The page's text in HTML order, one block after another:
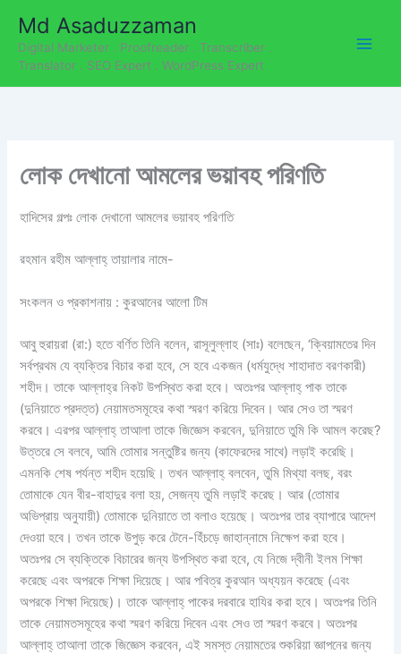
content
Md Asaduzzaman
Digital Marketer . Proofreader . Transcriber .
Translator . SEO Expert . WordPress Expert
লোক দেখানো আমলের ভয়াবহ পরিণতি
হাদিসের গল্পঃ লোক দেখানো আমলের ভয়াবহ পরিণতি
রহমান রহীম আল্লাহ্‌ তায়ালার নামে-
সংকলন ও প্রকাশনায় : কুরআনের আলো টিম
আবু হুরায়রা (রা:) হতে বর্ণিত তিনি বলেন, রাসূলুল্লাহ (সাঃ) বলেছেন, ‘ক্বিয়ামতের দিন
সর্বপ্রথম যে ব্যক্তির বিচার করা হবে, সে হবে একজন (ধর্মযুদ্ধে শাহাদাত বরণকারী)
শহীদ। তাকে আল্লাহ্‌র নিকট উপস্থিত করা হবে। অতঃপর আল্লাহ্‌ পাক তাকে
(দুনিয়াতে প্রদত্ত) নেয়ামতসমূহের কথা স্মরণ করিয়ে দিবেন। আর সেও তা স্মরণ
করবে। এরপর আল্লাহ্‌ তাআলা তাকে জিজ্ঞেস করবেন, দুনিয়াতে তুমি কি আমল করেছ?
উত্তরে সে বলবে, আমি তোমার সন্তুষ্টির জন্য (কাফেরদের সাথে) লড়াই করেছি।
এমনকি শেষ পর্যন্ত শহীদ হয়েছি। তখন আল্লাহ্‌ বলবেন, তুমি মিথ্যা বলছ, বরং
তোমাকে যেন বীর-বাহাদুর বলা হয়, সেজন্য তুমি লড়াই করেছ। আর (তোমার
অভিপ্রায় অনুযায়ী) তোমাকে দুনিয়াতে তা বলাও হয়েছে। অতঃপর তার ব্যাপারে আদেশ
দেওয়া হবে। তখন তাকে উপুড় করে টেনে-হিঁচড়ে জাহান্নামে নিক্ষেপ করা হবে।
অতঃপর সে ব্যক্তিকে বিচারের জন্য উপস্থিত করা হবে, যে নিজে দ্বীনী ইলম শিক্ষা
করেছে এবং অপরকে শিক্ষা দিয়েছে। আর পবিত্র কুরআন অধ্যয়ন করেছে (এবং
অপরকে শিক্ষা দিয়েছে)। তাকে আল্লাহ্‌ পাকের দরবারে হাযির করা হবে। অতঃপর তিনি
তাকে নেয়ামতসমূহের কথা স্মরণ করিয়ে দিবেন এবং সেও তা স্মরণ করবে। অতঃপর
আল্লাহ্‌ তাআলা তাকে জিজ্ঞেস করবেন, এই সমস্ত নেয়ামতের শুকরিয়া জ্ঞাপনের জন্য
a
t
e
s